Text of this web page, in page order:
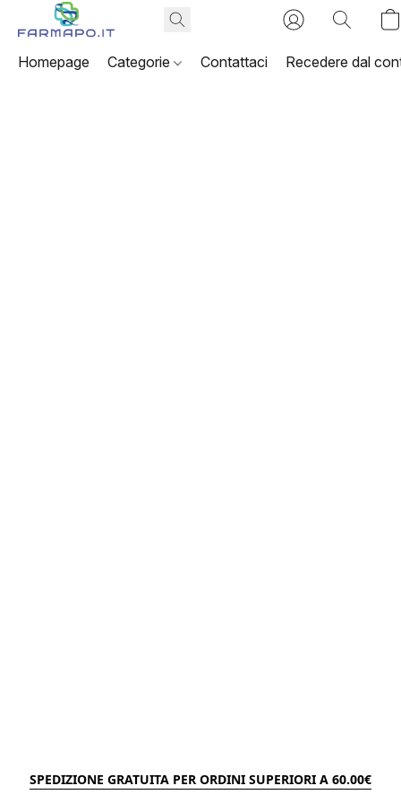
Homepage Categorie Contattaci Recedere dal
SPEDIZIONE GRATUITA PER ORDINI SUPERIORI A 60.00€